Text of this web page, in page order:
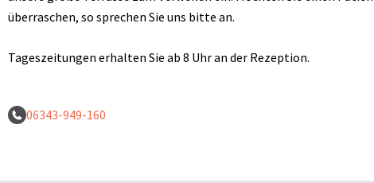
überraschen, so sprechen Sie uns bitte an.
Tageszeitungen erhalten Sie ab 8 Uhr an der Rezeption.
06343-949-160